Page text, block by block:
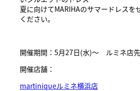
夏に向けてMARIHAのサマードレスを
ください。
開催期間：5月27日(水)〜 ルミネ店
開催店舗：
martiniqueルミネ横浜店